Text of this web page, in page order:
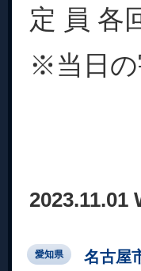
定 員 各
※当日の
2023.11.01
愛知県 名古屋